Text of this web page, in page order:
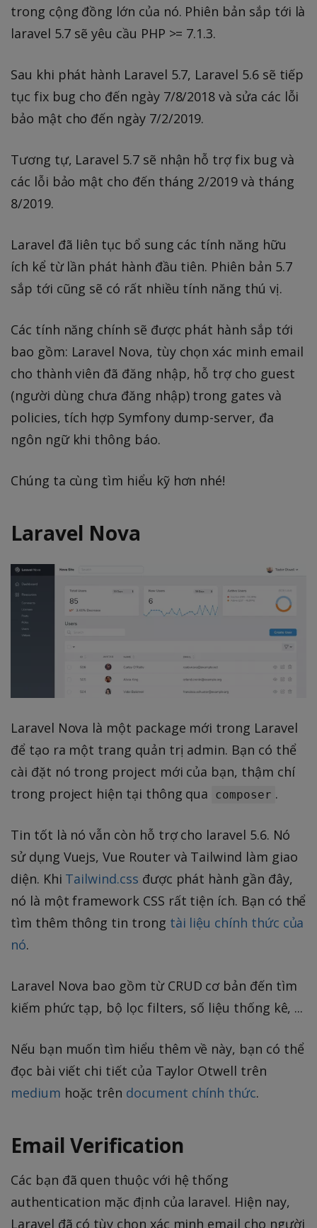
trong cộng đồng lớn của nó. Phiên bản sắp tới là
laravel 5.7 sẽ yêu cầu PHP >= 7.1.3.
Sau khi phát hành Laravel 5.7, Laravel 5.6 sẽ tiếp
tục fix bug cho đến ngày 7/8/2018 và sửa các lỗi
bảo mật cho đến ngày 7/2/2019.
Tương tự, Laravel 5.7 sẽ nhận hỗ trợ fix bug và
các lỗi bảo mật cho đến tháng 2/2019 và tháng
8/2019.
Laravel đã liên tục bổ sung các tính năng hữu
ích kể từ lần phát hành đầu tiên. Phiên bản 5.7
sắp tới cũng sẽ có rất nhiều tính năng thú vị.
Các tính năng chính sẽ được phát hành sắp tới
bao gồm: Laravel Nova, tùy chọn xác minh email
cho thành viên đã đăng nhập, hỗ trợ cho guest
(người dùng chưa đăng nhập) trong gates và
policies, tích hợp Symfony dump-server, đa
ngôn ngữ khi thông báo.
Chúng ta cùng tìm hiểu kỹ hơn nhé!
Laravel Nova
Laravel Nova là một package mới trong Laravel
để tạo ra một trang quản trị admin. Bạn có thể
cài đặt nó trong project mới của bạn, thậm chí
trong project hiện tại thông qua
composer .
Tin tốt là nó vẫn còn hỗ trợ cho laravel 5.6. Nó
sử dụng Vuejs, Vue Router và Tailwind làm giao
diện. Khi Tailwind.css được phát hành gần đây,
nó là một framework CSS rất tiện ích. Bạn có thể
tìm thêm thông tin trong tài liệu chính thức của
nó.
Laravel Nova bao gồm từ CRUD cơ bản đến tìm
kiếm phức tạp, bộ lọc filters, số liệu thống kê, ...
Nếu bạn muốn tìm hiểu thêm về này, bạn có thể
đọc bài viết chi tiết của Taylor Otwell trên
medium hoặc trên document chính thức.
Email Verification
Các bạn đã quen thuộc với hệ thống
authentication mặc định của laravel. Hiện nay,
Laravel đã có tùy chọn xác minh email cho người